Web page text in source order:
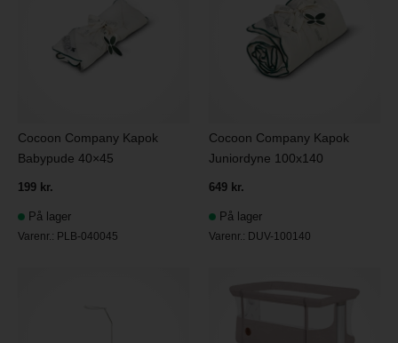
Cocoon Company Kapok
Babypude 40×45
199 kr.
På lager
Varenr.: PLB-040045
Cocoon Company Kapok
Juniordyne 100x140
649 kr.
På lager
Varenr.: DUV-100140